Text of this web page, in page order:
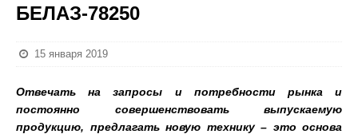
БЕЛАЗ-78250
15 января 2019
Отвечать на запросы и потребности рынка и
постоянно совершенствовать выпускаемую
продукцию, предлагать новую технику – это основа